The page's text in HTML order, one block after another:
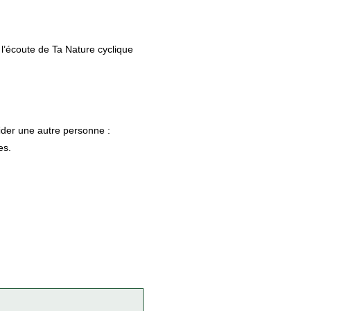
de Ta Nature cyclique
une autre personne :